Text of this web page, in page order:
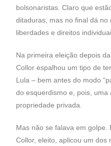
bolsonaristas. Claro que
ditaduras, mas no final dá
liberdades e direitos
Na primeira eleição depois
Collor espalhou um tipo de
Lula – bem antes do modo
do esquerdismo e, pois,
propriedade privada.
Mas não se falava em golpe.
Collor, eleito, aplicou um dos